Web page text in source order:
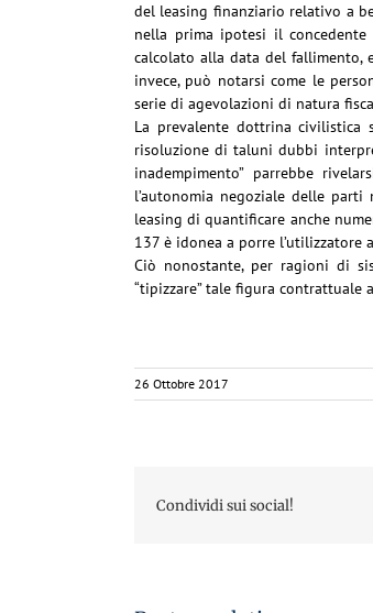
del leasing finanziario relativo a
nella prima ipotesi il
calcolato alla data del fallimento,
invece, può notarsi come le
serie di agevolazioni di natura
La prevalente dottrina civilistica
risoluzione di taluni dubbi
inadempimento” parrebbe
l’autonomia negoziale delle
leasing di quantificare anche
137 è idonea a porre
Ciò nonostante, per ragioni di
“tipizzare” tale figura contrattuale
26 Ottobre 2017
Condividi sui social!